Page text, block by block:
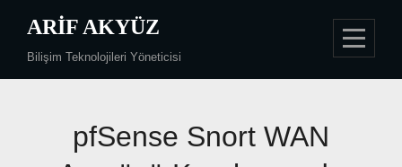
content
ARIF AKYÜZ
Bilişim Teknolojileri Yöneticisi
pfSense Snort WAN
gezinmesi